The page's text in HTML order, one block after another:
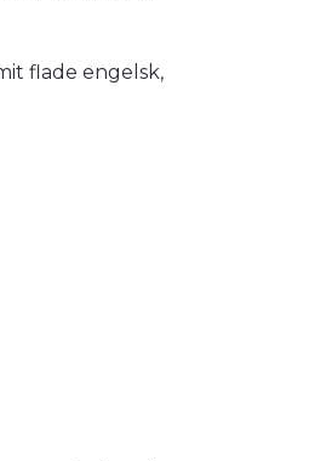
flade engelsk,